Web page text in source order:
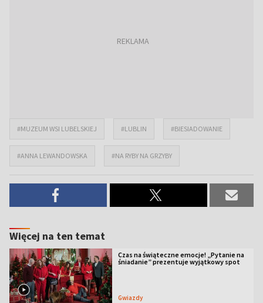
#MUZEUM WSI LUBELSKIEJ #LUBLIN #BIESIADOWANIE
#ANNA LEWANDOWSKA #NA RYBY NA GRZYBY
Więcej na ten temat
Czas na świąteczne emocje! „Pytanie na
śniadanie” prezentuje wyjątkowy spot
Gwiazdy